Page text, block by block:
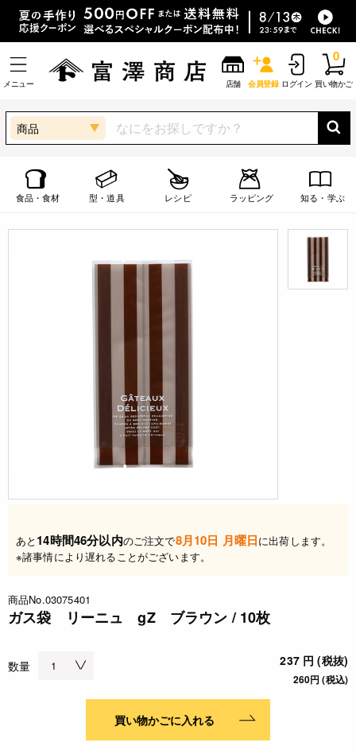
メニュー 店舗 会員登録 ログイン 買い物かご
0
商品
食品・食材 型・道具 レシピ ラッピング 知る・学ぶ
あと 14時間46分以内のご注文で8月10日 月曜日に出荷します。
※諸事情により遅れることがございます。
商品No.03075401
ガス袋 リーニュ gZ ブラウン / 10枚
数量 237 円 (税抜)
260円 (税込)
買い物かごに入れる